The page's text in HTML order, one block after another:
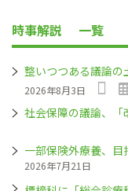
時事解説 一覧
整いつつある議論の
2026年8月3日
社会保障の議論、「
一部保険外療養、
2026年7月21日